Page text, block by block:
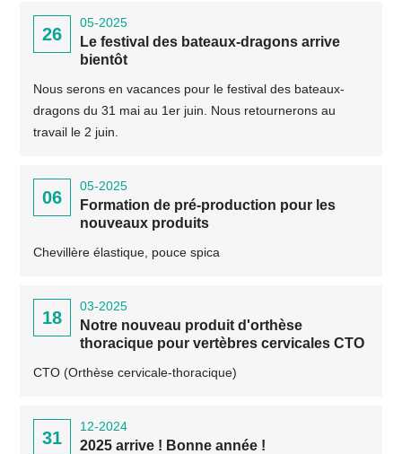
26
05-2025
Le festival des bateaux-dragons arrive
bientôt
Nous serons en vacances pour le festival des bateaux-
dragons du 31 mai au 1er juin. Nous retournerons au
travail le 2 juin.
06
05-2025
Formation de pré-production pour les
nouveaux produits
Chevillère élastique, pouce spica
18
03-2025
Notre nouveau produit d'orthèse
thoracique pour vertèbres cervicales CTO
CTO (Orthèse cervicale-thoracique)
31
12-2024
2025 arrive ! Bonne année !